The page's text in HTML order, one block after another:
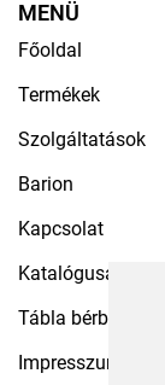
MENÜ
Főoldal
Termékek
Szolgáltatások
Barion
Kapcsolat
Katalógusaink
Tábla bérbeadás
Impresszum